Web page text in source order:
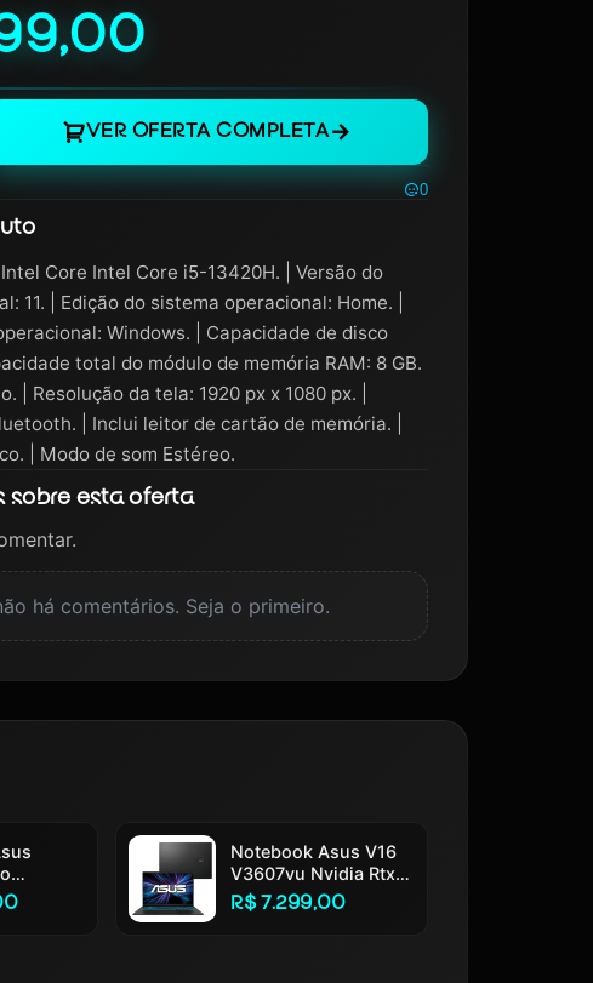
VER OFERTA COMPLETA
0
Core Intel Core i5-13420H. | Versão do
11. | Edição do sistema operacional: Home. |
Windows. | Capacidade de disco
total do módulo de memória RAM: 8 GB.
| Resolução da tela: 1920 px x 1080 px. |
| Inclui leitor de cartão de memória. |
| Modo de som Estéreo.
sobre esta oferta
há comentários. Seja o primeiro.
Core I3
Notebook Asus V16
V3607vu Nvidia Rtx
4050 Intel Core 5
210h 16gb Ram
R$ 7.299,00